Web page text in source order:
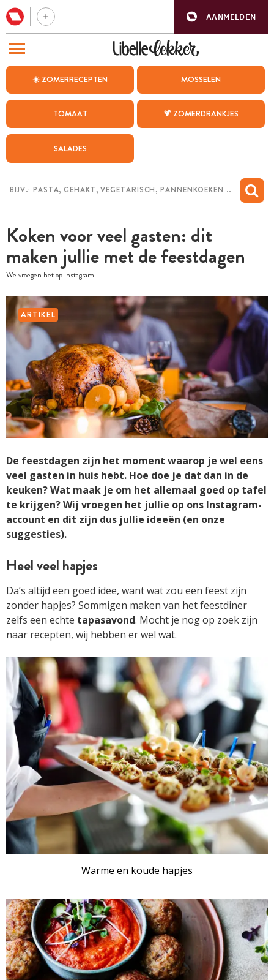
AANMELDEN
☀️ ZOMERRECEPTEN MOSSELEN
TOMAAT 🍹 ZOMERDRANKJES
SALADES
Koken voor veel gasten: dit
maken jullie met de feestdagen
We vroegen het op Instagram
ARTIKEL
De feestdagen zijn het moment waarop je wel eens
veel gasten in huis hebt. Hoe doe je dat dan in de
keuken? Wat maak je om het allemaal goed op tafel
te krijgen? Wij vroegen het jullie op ons Instagram-
account en dit zijn dus jullie ideeën (en onze
suggesties).
Heel veel hapjes
Da’s altijd een goed idee, want wat zou een feest zijn
zonder hapjes? Sommigen maken van het feestdiner
zelfs een echte tapasavond. Mocht je nog op zoek zijn
naar recepten, wij hebben er wel wat.
Warme en koude hapjes
BEZOEK ONZE ANDERE WEBSITES
WEEKMENU
CHAT MET MAIA
MIJN BEWAARDE RECEPTEN